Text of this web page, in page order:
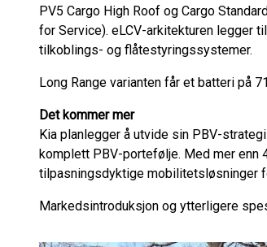
PV5 Cargo High Roof og Cargo
for Service). eLCV-arkitekturen legger
tilkoblings- og flåtestyringssystemer.
Long Range varianten får et batteri på
Det kommer mer
Kia planlegger å utvide sin PBV-
komplett PBV-portefølje. Med mer
tilpasningsdyktige mobilitetsløsninger
Markedsintroduksjon og ytterligere